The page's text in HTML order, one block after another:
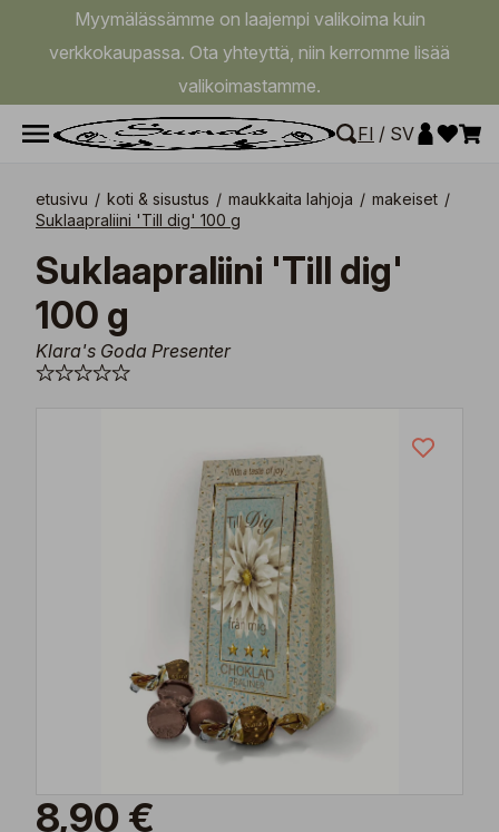
Myymälässämme on laajempi valikoima kuin
verkkokaupassa. Ota yhteyttä, niin kerromme lisää
valikoimastamme.
FI / SV
etusivu / koti & sisustus / maukkaita lahjoja / makeiset /
Suklaapraliini 'Till dig' 100 g
Suklaapraliini 'Till dig'
100 g
Klara's Goda Presenter
8,90 €